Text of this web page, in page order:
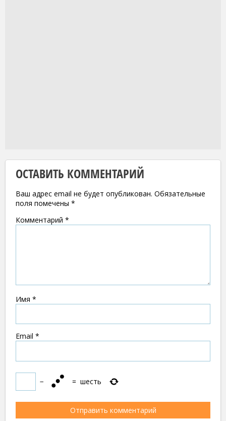
ОСТАВИТЬ КОММЕНТАРИЙ
Ваш адрес email не будет опубликован. Обязательные
поля помечены *
Комментарий *
Имя *
Email *
− = шесть